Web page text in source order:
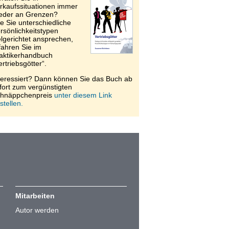
immer
an Grenzen?
Sie unterschiedliche
ansprechen,
Sie im
Dann können Sie das Buch ab
zum vergünstigten
unter diesem Link
Mitarbeiten
Autor werden